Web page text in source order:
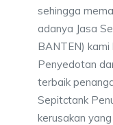
sehingga
adanya Jasa
BANTEN)
Penyedotan
terbaik
Sepitctank
kerusakan